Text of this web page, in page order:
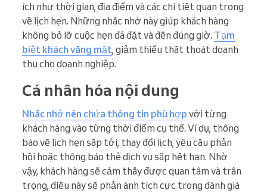
ích như thời gian, địa điểm và các chi tiết quan trọng
về lịch hẹn. Những nhắc nhở này giúp khách hàng
không bỏ lỡ cuộc hẹn đã đặt và đến đúng giờ. Tạm
biệt khách vắng mặt, giảm thiểu thất thoát doanh
thu cho doanh nghiệp.
Cá nhân hóa nội dung
Nhắc nhở nên chứa thông tin phù hợp với từng
khách hàng vào từng thời điểm cụ thể. Ví dụ, thông
báo về lịch hẹn sắp tới, thay đổi lịch, yêu cầu phản
hồi hoặc thông báo thẻ dịch vụ sắp hết hạn. Nhờ
vậy, khách hàng sẽ cảm thấy được quan tâm và trân
trọng, điều này sẽ phản ánh tích cực trong đánh giá